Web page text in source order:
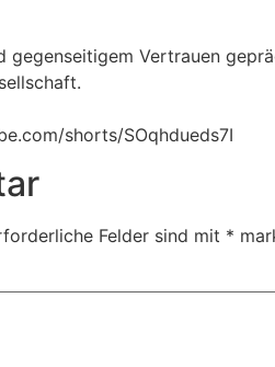
gegenseitigem Vertrauen
shorts/SOqhdueds7I
Felder sind mit *